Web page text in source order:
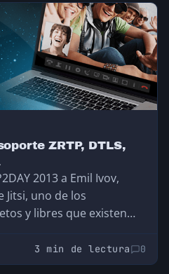
ZRTP, DTLS,
2013 a Emil Ivov,
uno de los
y libres que existen…
3 min de lectura 0